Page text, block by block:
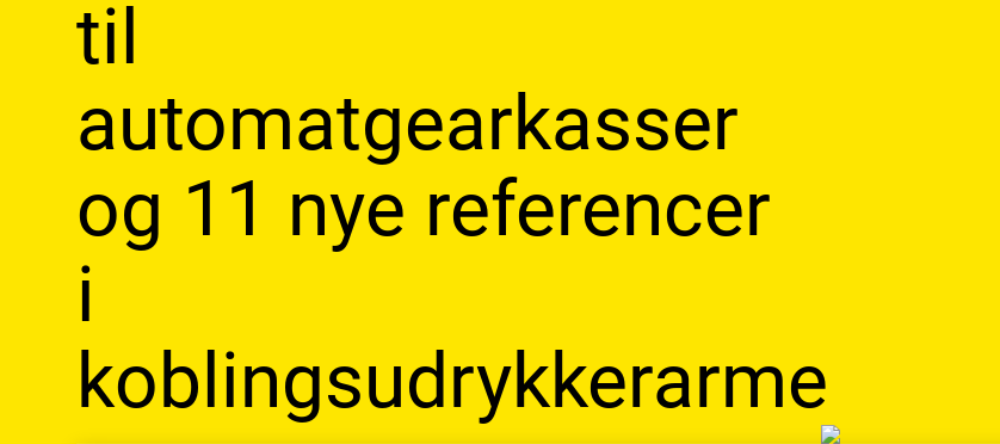
til
automatgearkasser
og 11 nye referencer
i
koblingsudrykkerarme